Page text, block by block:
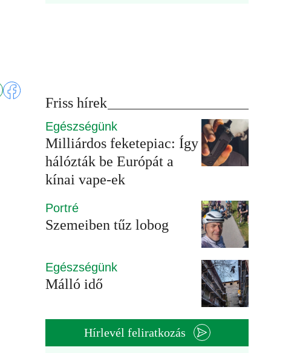
Friss hírek
Egészségünk
Milliárdos feketepiac: Így
hálózták be Európát a
kínai vape-ek
Portré
Szemeiben tűz lobog
Egészségünk
Málló idő
Hírlevél feliratkozás